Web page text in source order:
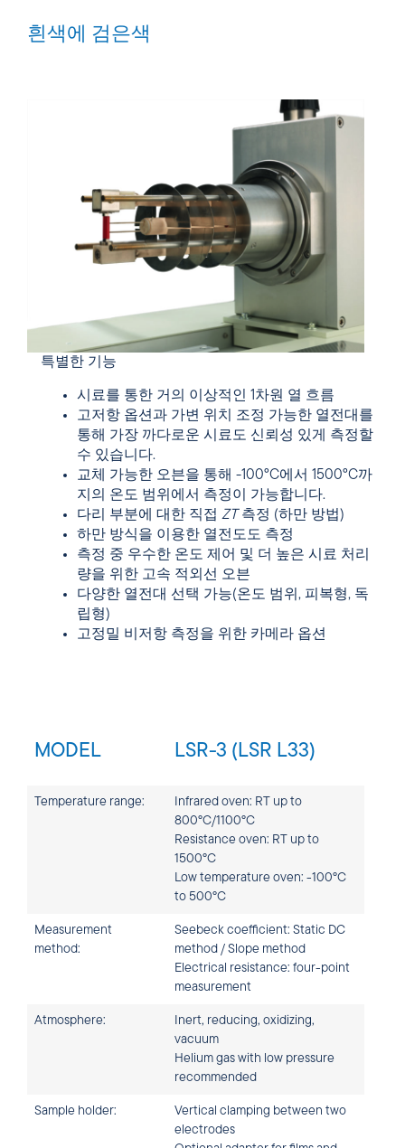
흰색에 검은색
특별한 기능
시료를 통한 거의 이상적인 1차원 열 흐름
고저항 옵션과 가변 위치 조정 가능한 열전대를
통해 가장 까다로운 시료도 신뢰성 있게 측정할
수 있습니다.
교체 가능한 오븐을 통해 -100°C에서 1500°C까
지의 온도 범위에서 측정이 가능합니다.
다리 부분에 대한 직접 ZT측정 (하만 방법)
하만 방식을 이용한 열전도도 측정
측정 중 우수한 온도 제어 및 더 높은 시료 처리
량을 위한 고속 적외선 오븐
다양한 열전대 선택 가능(온도 범위, 피복형, 독
립형)
고정밀 비저항 측정을 위한 카메라 옵션
MODEL LSR-3 (LSR L33)
Temperature range:
Infrared oven: RT up to
800°C/1100°C
Resistance oven: RT up to
1500°C
Low temperature oven: -100°C
to 500°C
Measurement
method:
Seebeck coefficient: Static DC
method / Slope method
Electrical resistance: four-point
measurement
Atmosphere:
Inert, reducing, oxidizing,
vacuum
Helium gas with low pressure
recommended
Sample holder:
Vertical clamping between two
electrodes